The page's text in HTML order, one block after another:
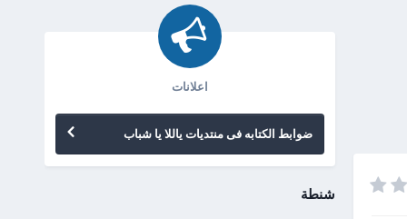
اعلانات
ضوابط الكتابه فى منتديات ياللا يا شباب
شنطة